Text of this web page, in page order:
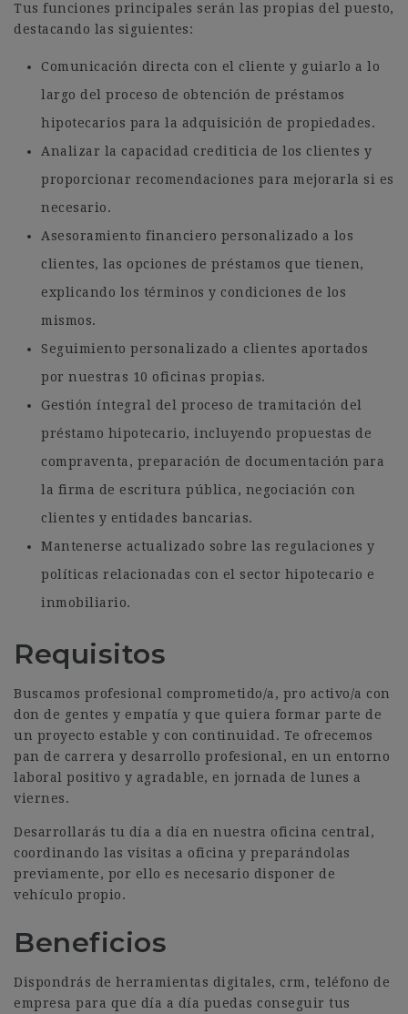
Tus funciones principales serán las propias del puesto,
destacando las siguientes:
Comunicación directa con el cliente y guiarlo a lo
largo del proceso de obtención de préstamos
hipotecarios para la adquisición de propiedades.
Analizar la capacidad crediticia de los clientes y
proporcionar recomendaciones para mejorarla si es
necesario.
Asesoramiento financiero personalizado a los
clientes, las opciones de préstamos que tienen,
explicando los términos y condiciones de los
mismos.
Seguimiento personalizado a clientes aportados
por nuestras 10 oficinas propias.
Gestión íntegral del proceso de tramitación del
préstamo hipotecario, incluyendo propuestas de
compraventa, preparación de documentación para
la firma de escritura pública, negociación con
clientes y entidades bancarias.
Mantenerse actualizado sobre las regulaciones y
políticas relacionadas con el sector hipotecario e
inmobiliario.
Requisitos
Buscamos profesional comprometido/a, pro activo/a con
don de gentes y empatía y que quiera formar parte de
un proyecto estable y con continuidad. Te ofrecemos
pan de carrera y desarrollo profesional, en un entorno
laboral positivo y agradable, en jornada de lunes a
viernes.
Desarrollarás tu día a día en nuestra oficina central,
coordinando las visitas a oficina y preparándolas
previamente, por ello es necesario disponer de
vehículo propio.
Beneficios
Dispondrás de herramientas digitales, crm, teléfono de
empresa para que día a día puedas conseguir tus